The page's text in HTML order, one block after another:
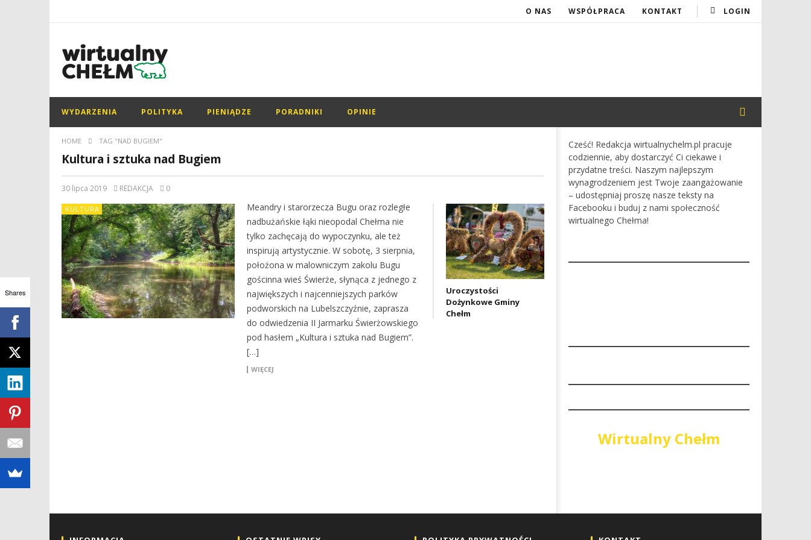
LOGIN
O NAS WSPÓŁPRACA KONTAKT
WYDARZENIA POLITYKA PIENIĄDZE PORADNIKI OPINIE
HOME TAG "NAD BUGIEM"
Kultura i sztuka nad Bugiem
30 lipca 2019 REDAKCJA 0
KULTURA
Meandry i starorzecza Bugu oraz rozległe
nadbużańskie łąki nieopodal Chełma nie
tylko zachęcają do wypoczynku, ale też
inspirują artystycznie. W sobotę, 3 sierpnia,
położona w malowniczym zakolu Bugu
gościnna wieś Świerże, słynąca z jednego z
największych i najcenniejszych parków
podworskich na Lubelszczyźnie, zaprasza
do odwiedzenia II Jarmarku Świerżowskiego
pod hasłem „Kultura i sztuka nad Bugiem”.
[…]
WIĘCEJ
Uroczystości
Dożynkowe Gminy
Chełm
Cześć! Redakcja wirtualnychelm.pl pracuje
codziennie, aby dostarczyć Ci ciekawe i
przydatne treści. Naszym najlepszym
wynagrodzeniem jest Twoje zaangażowanie
– udostępniaj proszę nasze teksty na
Facebooku i buduj z nami społeczność
wirtualnego Chełma!
Wirtualny Chełm
Shares